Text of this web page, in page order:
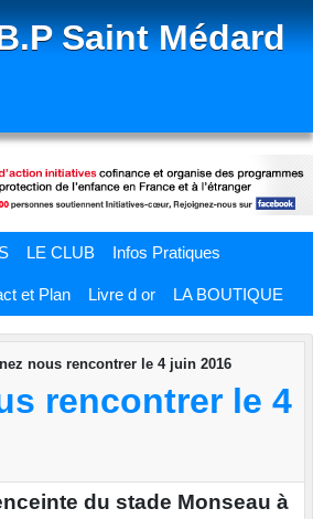
Saint Médard
LE CLUB Infos Pratiques
et Plan Livre d or LA BOUTIQUE
nous rencontrer le 4 juin 2016
rencontrer le 4
du stade Monseau à
cookies